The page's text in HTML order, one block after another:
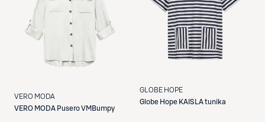
VERO MODA
VERO MODA Pusero VMBumpy
GLOBE HOPE
Globe Hope KAISLA tunika